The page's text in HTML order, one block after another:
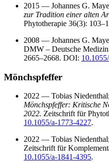
2015 — Johannes G.
zur Tradition einer alten
Phytotherapie 36(3):
2008 — Johannes G.
DMW – Deutsche
2665–2668. DOI:
Mönchspfeffer
2022 — Tobias
Mönchspfeffer: Kritische
2022. Zeitschrift für
10.1055/a-1773-4227.
2022 — Tobias
Zeitschrift für
10.1055/a-1841-4395.